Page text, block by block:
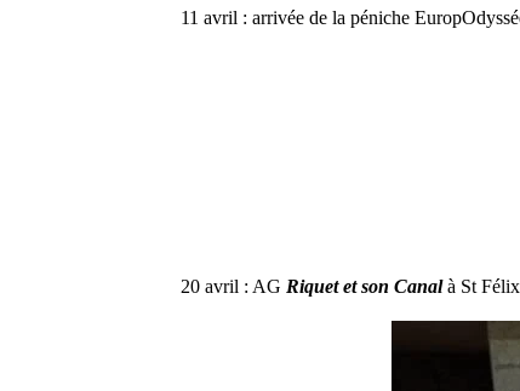
11 avril : arrivée de la péniche
20 avril : AG Riquet et son Canalà St Félix